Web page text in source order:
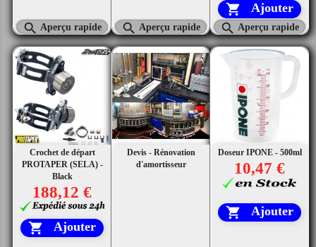
 Aperçu rapide  Aperçu rapide
 Ajouter
 Aperçu rapide
Crochet de départ
PROTAPER (SELA) -
Black
188,12 €
 Ajouter
Devis - Rénovation
d'amortisseur
Doseur IPONE - 500ml
10,47 €
 Ajouter